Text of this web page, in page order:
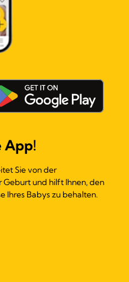
App!
Sie von der
Geburt und hilft Ihnen, den
Ihres Babys zu behalten.